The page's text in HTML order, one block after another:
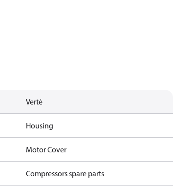
Vertė
Housing
Motor Cover
Compressors spare parts